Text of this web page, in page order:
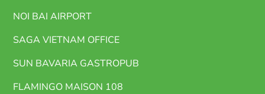
NOI BAI AIRPORT
SAGA VIETNAM OFFICE
SUN BAVARIA GASTROPUB
FLAMINGO MAISON 108